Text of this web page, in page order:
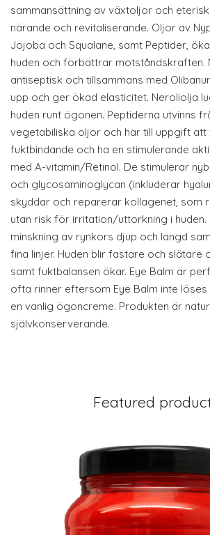
sammansättning av växtoljor och
närande och revitaliserande. Oljor av
Jojoba och Squalane, samt Peptider,
huden och förbättrar
antiseptisk och tillsammans med
upp och ger ökad elasticitet. Neroliolja
huden runt ögonen. Peptiderna utvinns
vegetabiliska oljor och har till uppgift att
fuktbindande och ha en stimulerande
med A-vitamin/Retinol. De stimulerar
och glycosaminoglycan (inkluderar
skyddar och reparerar kollagenet, som
utan risk för irritation/uttorkning i huden.
minskning av rynkors djup och längd
fina linjer. Huden blir fastare och slätare
samt fuktbalansen ökar. Eye Balm är
ofta rinner eftersom Eye Balm inte
en vanlig ögoncreme. Produkten är
självkonserverande.
Featured